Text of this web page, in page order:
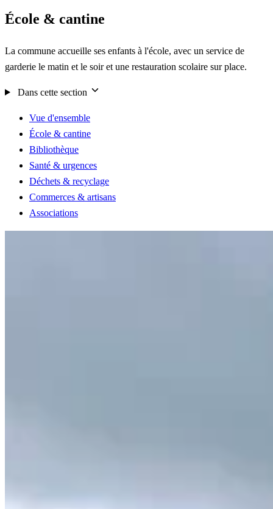
École & cantine
La commune accueille ses enfants à l'école, avec un service de
garderie le matin et le soir et une restauration scolaire sur place.
Dans cette section
Vue d'ensemble
École & cantine
Bibliothèque
Santé & urgences
Déchets & recyclage
Commerces & artisans
Associations